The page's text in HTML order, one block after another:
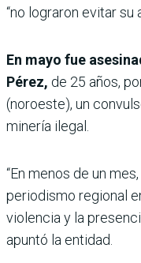
“no lograron evitar su
En mayo fue
Pérez, de 25 años,
(noroeste), un
minería ilegal.
“En menos de un
periodismo regional
violencia y la
apuntó la entidad.